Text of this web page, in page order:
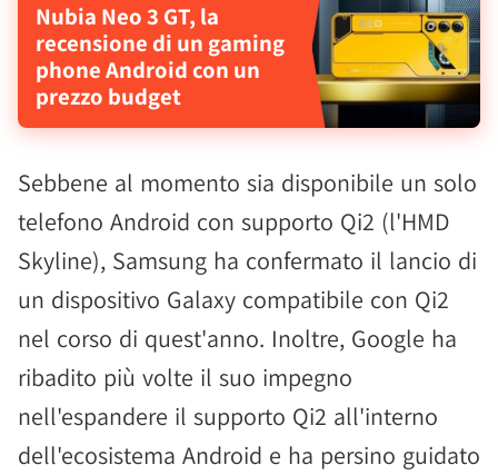
Nubia Neo 3 GT, la
recensione di un gaming
phone Android con un
prezzo budget
Sebbene al momento sia disponibile un solo
telefono Android con supporto Qi2 (l'HMD
Skyline), Samsung ha confermato il lancio di
un dispositivo Galaxy compatibile con Qi2
nel corso di quest'anno. Inoltre, Google ha
ribadito più volte il suo impegno
nell'espandere il supporto Qi2 all'interno
dell'ecosistema Android e ha persino guidato